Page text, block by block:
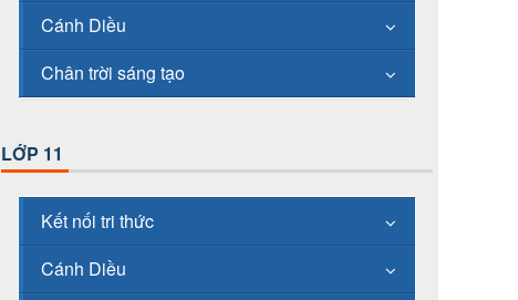
Cánh Diều
Chân trời sáng tạo
LỚP 11
Kết nối tri thức
Cánh Diều